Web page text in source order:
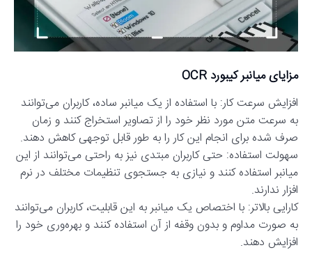
مزایای میانبر کیبورد OCR
افزایش سرعت کار: با استفاده از یک میانبر ساده، کاربران می‌توانند
به سرعت متن مورد نظر خود را از تصاویر استخراج کنند و زمان
صرف شده برای انجام این کار را به طور قابل توجهی کاهش دهند.
سهولت استفاده: حتی کاربران مبتدی نیز به راحتی می‌توانند از این
میانبر استفاده کنند و نیازی به جستجوی تنظیمات مختلف در نرم
افزار ندارند.
کارایی بالاتر: با اختصاص یک میانبر به این قابلیت، کاربران می‌توانند
به صورت مداوم و بدون وقفه از آن استفاده کنند و بهره‌وری خود را
افزایش دهند.